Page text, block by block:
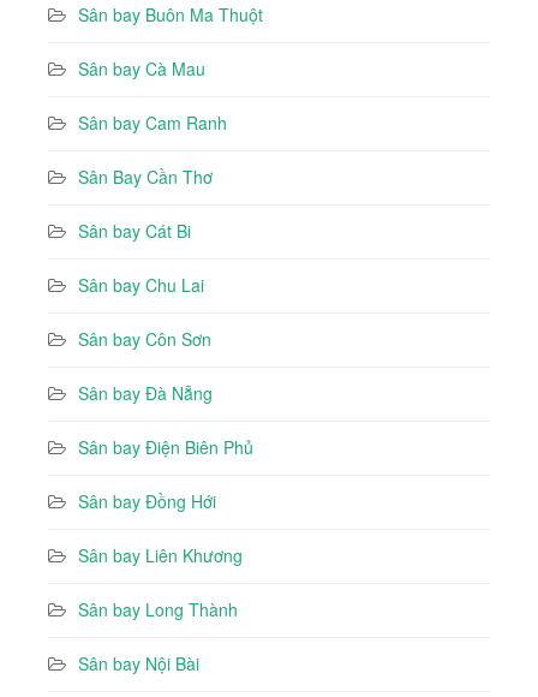
Sân bay Buôn Ma Thuột
Sân bay Cà Mau
Sân bay Cam Ranh
Sân Bay Cần Thơ
Sân bay Cát Bi
Sân bay Chu Lai
Sân bay Côn Sơn
Sân bay Đà Nẵng
Sân bay Điện Biên Phủ
Sân bay Đồng Hới
Sân bay Liên Khương
Sân bay Long Thành
Sân bay Nội Bài